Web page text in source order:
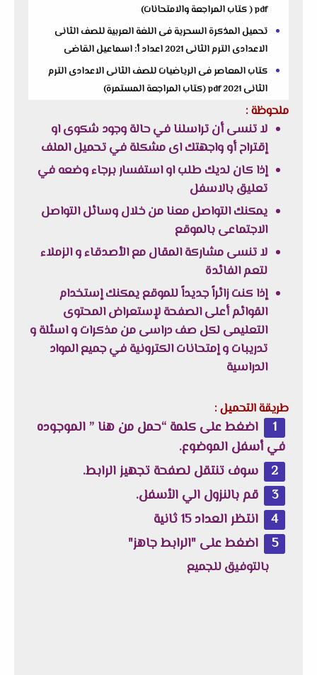
pdf ( كتاب المراجعة والامتحانات)
تحميل المذكرة السحرية فى اللغة العربية للصف الثانى
الاعدادى الترم الثانى 2021 اعداد أ: اسماعيل القاضى
كتاب المعاصر فى الرياضيات للصف الثانى الاعدادى الترم
الثانى 2021 pdf (كتاب المراجعة المستمرة)
ملحوظة :
لا تنسى أن تراسلنا في حالة وجود شكوى او
إقتراح أو واجهتك اى مشكلة في تحميل الملف
إذا كان لديك طلب او استفسار برجاء وضعه في
تعليق بالاسفل
يمكنك التواصل معنا من خلال وسائل التواصل
الاجتماعى بالموقع
لا تنسى مشاركة المقال مع الأصدقاء و الزملاء
لتعم الفائدة
إذا كنت زائراً جديداً للموقع يمكنك إستخدام
القوائم أعلى الصفحة لإستعراض المحتوى
التعليمى لكل صف دراسى من مذكرات و اسئلة و
تدريبات و إمتحانات الكترونية في جميع المواد
الدراسية
طريقة التحميل :
اضغط على كلمة “حمل من هنا ” الموجوده
في أسفل الموضوع.
سوف تنتقل لصفحة تجهيز الرابط.
قم بالنزول الي الأسفل.
انتظر العداد 15 ثانية
اضغط على "الرابط جاهز"
بالتوفيق للجميع